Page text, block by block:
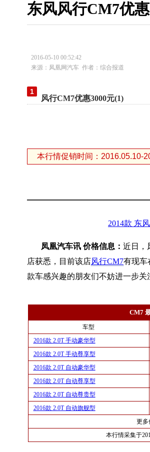
东风风行CM7优
2016-05-10 00:52:42
来源：凤凰网汽车 作者：综合报道
1
风行CM7优惠3000元(1)
本行情促销时间：2016.05.10-
2014款 东
凤凰汽车讯 价格信息： 近日，
店获悉，目前该店风行CM7有现车
款车感兴趣的朋友们不妨进一步关
CM7
车型
2016款 2.0T 手动豪华型
2016款 2.0T 手动尊享型
2016款 2.0T 自动豪华型
2016款 2.0T 自动尊享型
2016款 2.0T 自动尊贵型
2016款 2.0T 自动旗舰型
更多
本行情采集于